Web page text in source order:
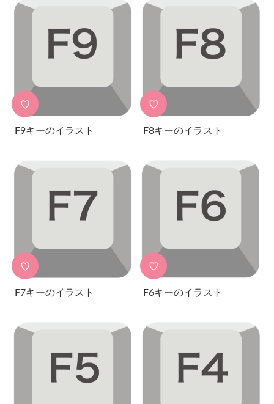
♡
F9キーのイラスト
♡
F8キーのイラスト
♡
F7キーのイラスト
♡
F6キーのイラスト